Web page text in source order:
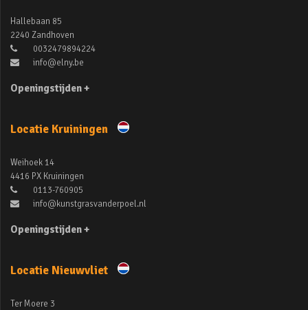
Hallebaan 85
2240 Zandhoven
0032479894224
info@elny.be
Openingstijden +
Locatie Kruiningen
Weihoek 14
4416 PX Kruiningen
0113-760905
info@kunstgrasvanderpoel.nl
Openingstijden +
Locatie Nieuwvliet
Ter Moere 3